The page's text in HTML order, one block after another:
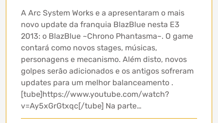
A Arc System Works e a apresentaram o mais
novo update da franquia BlazBlue nesta E3
2013: o BlazBlue ~Chrono Phantasma~. O game
contará como novos stages, músicas,
personagens e mecanismo. Além disto, novos
golpes serão adicionados e os antigos sofreram
updates para um melhor balanceamento .
[tube]https://www.youtube.com/watch?
v=Ay5xGrGtxqc[/tube] Na parte…